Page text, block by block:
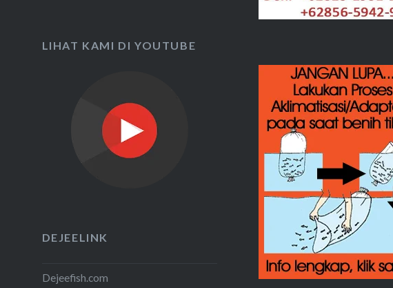
LIHAT KAMI DI YOUTUBE
DEJEELINK
Dejeefish.com